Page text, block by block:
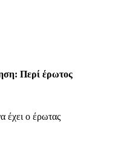
Περί έρωτος
έχει ο έρωτας